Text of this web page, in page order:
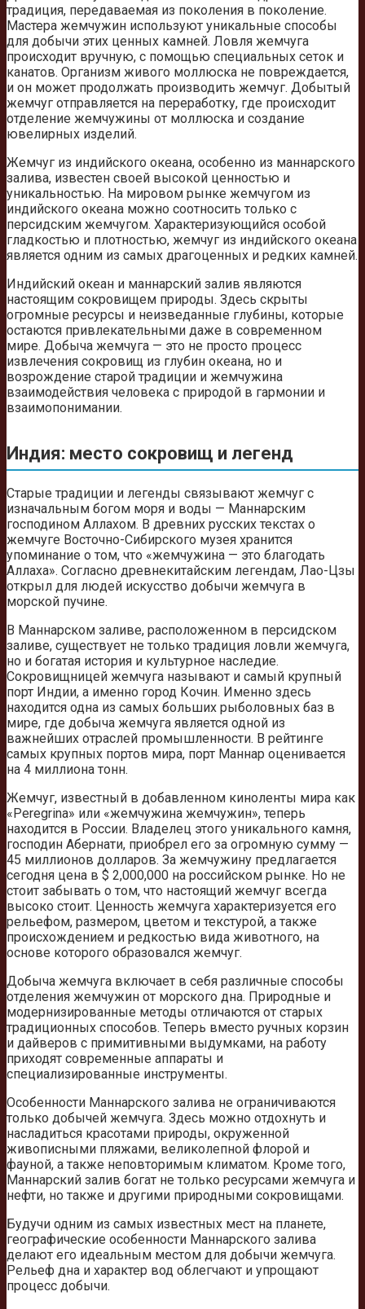
традиция, передаваемая из поколения в поколение.
Мастера жемчужин используют уникальные способы
для добычи этих ценных камней. Ловля жемчуга
происходит вручную, с помощью специальных сеток и
канатов. Организм живого моллюска не повреждается,
и он может продолжать производить жемчуг. Добытый
жемчуг отправляется на переработку, где происходит
отделение жемчужины от моллюска и создание
ювелирных изделий.
Жемчуг из индийского океана, особенно из маннарского
залива, известен своей высокой ценностью и
уникальностью. На мировом рынке жемчугом из
индийского океана можно соотносить только с
персидским жемчугом. Характеризующийся особой
гладкостью и плотностью, жемчуг из индийского океана
является одним из самых драгоценных и редких камней.
Индийский океан и маннарский залив являются
настоящим сокровищем природы. Здесь скрыты
огромные ресурсы и неизведанные глубины, которые
остаются привлекательными даже в современном
мире. Добыча жемчуга — это не просто процесс
извлечения сокровищ из глубин океана, но и
возрождение старой традиции и жемчужина
взаимодействия человека с природой в гармонии и
взаимопонимании.
Индия: место сокровищ и легенд
Старые традиции и легенды связывают жемчуг с
изначальным богом моря и воды — Маннарским
господином Аллахом. В древних русских текстах о
жемчуге Восточно-Сибирского музея хранится
упоминание о том, что «жемчужина — это благодать
Аллаха». Согласно древнекитайским легендам, Лао-Цзы
открыл для людей искусство добычи жемчуга в
морской пучине.
В Маннарском заливе, расположенном в персидском
заливе, существует не только традиция ловли жемчуга,
но и богатая история и культурное наследие.
Сокровищницей жемчуга называют и самый крупный
порт Индии, а именно город Кочин. Именно здесь
находится одна из самых больших рыболовных баз в
мире, где добыча жемчуга является одной из
важнейших отраслей промышленности. В рейтинге
самых крупных портов мира, порт Маннар оценивается
на 4 миллиона тонн.
Жемчуг, известный в добавленном киноленты мира как
«Peregrina» или «жемчужина жемчужин», теперь
находится в России. Владелец этого уникального камня,
господин Абернати, приобрел его за огромную сумму —
45 миллионов долларов. За жемчужину предлагается
сегодня цена в $ 2,000,000 на российском рынке. Но не
стоит забывать о том, что настоящий жемчуг всегда
высоко стоит. Ценность жемчуга характеризуется его
рельефом, размером, цветом и текстурой, а также
происхождением и редкостью вида животного, на
основе которого образовался жемчуг.
Добыча жемчуга включает в себя различные способы
отделения жемчужин от морского дна. Природные и
модернизированные методы отличаются от старых
традиционных способов. Теперь вместо ручных корзин
и дайверов с примитивными выдумками, на работу
приходят современные аппараты и
специализированные инструменты.
Особенности Маннарского залива не ограничиваются
только добычей жемчуга. Здесь можно отдохнуть и
насладиться красотами природы, окруженной
живописными пляжами, великолепной флорой и
фауной, а также неповторимым климатом. Кроме того,
Маннарский залив богат не только ресурсами жемчуга и
нефти, но также и другими природными сокровищами.
Будучи одним из самых известных мест на планете,
географические особенности Маннарского залива
делают его идеальным местом для добычи жемчуга.
Рельеф дна и характер вод облегчают и упрощают
процесс добычи.